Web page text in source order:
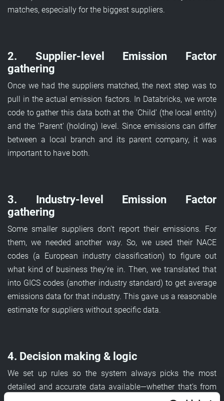
matches, especially for the biggest suppliers.
2. Supplier-level Emission Factor
gathering
Once we had the suppliers matched, the next step was to
pull in the actual emission factors. In Databricks, we wrote
code to gather this data both at the 'Child' (the local entity)
and the 'Parent' (holding) level. Since emissions can differ
between a local branch and its parent company, it was
important to have both.
3. Industry-level Emission Factor
gathering
Some smaller suppliers don’t report their emissions. For
them, we needed another way. So, we used their NACE
codes (a European industry classification) to figure out
what kind of business they’re in. Then, we translated that
into GICS codes (another industry standard) to get average
emissions data for that industry. This gave us a reasonable
estimate for suppliers without specific data.
4. Decision making & logic
We set up rules so the system always picks the most
detailed and accurate data available—whether that’s from